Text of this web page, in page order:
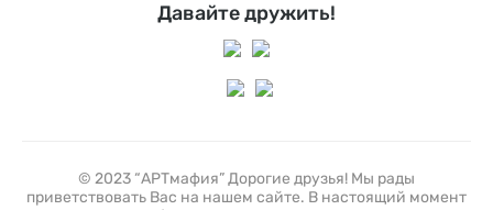
Давайте дружить!
© 2023 “АРТмафия” Дорогие друзья! Мы рады
приветствовать Вас на нашем сайте. В настоящий момент